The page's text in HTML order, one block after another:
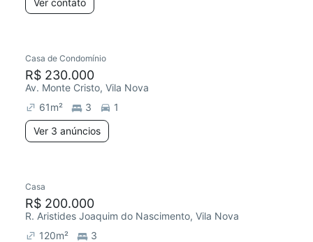
Ver contato
Casa de Condomínio
R$ 230.000
Av. Monte Cristo, Vila Nova
61m² 3
1
Ver 3 anúncios
Casa
R$ 200.000
R. Aristides Joaquim do Nascimento, Vila Nova
120m²
3